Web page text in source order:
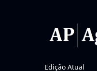
Edição Atual